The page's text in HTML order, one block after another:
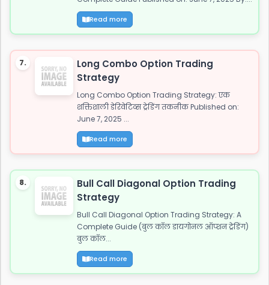
Read more
7.
Long Combo Option Trading
Strategy
Long Combo Option Trading Strategy: एक
शक्तिशाली डेरिवेटिव्स ट्रेडिंग तकनीक Published on:
June 7, 2025 ...
Read more
8.
Bull Call Diagonal Option Trading
Strategy
Bull Call Diagonal Option Trading Strategy: A
Complete Guide (बुल कॉल डायगोनल ऑप्शन ट्रेडिंग)
बुल कॉल...
Read more